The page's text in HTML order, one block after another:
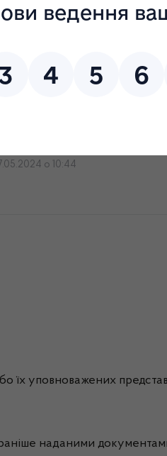
засобів, крові та
сертифікація
МВ від
о 10:44
їх уповноважених
наданими